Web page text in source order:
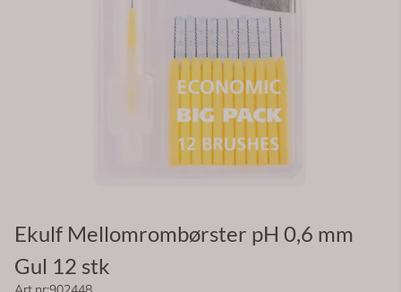
Ekulf Mellomrombørster pH 0,6 mm
Gul 12 stk